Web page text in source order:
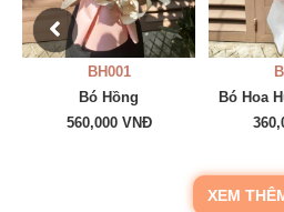
BH001
Bó Hồng
560,000 VNĐ
Bó Hoa
XEM